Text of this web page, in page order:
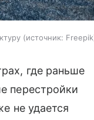
источник: Freepik
где раньше
перестройки
не удается